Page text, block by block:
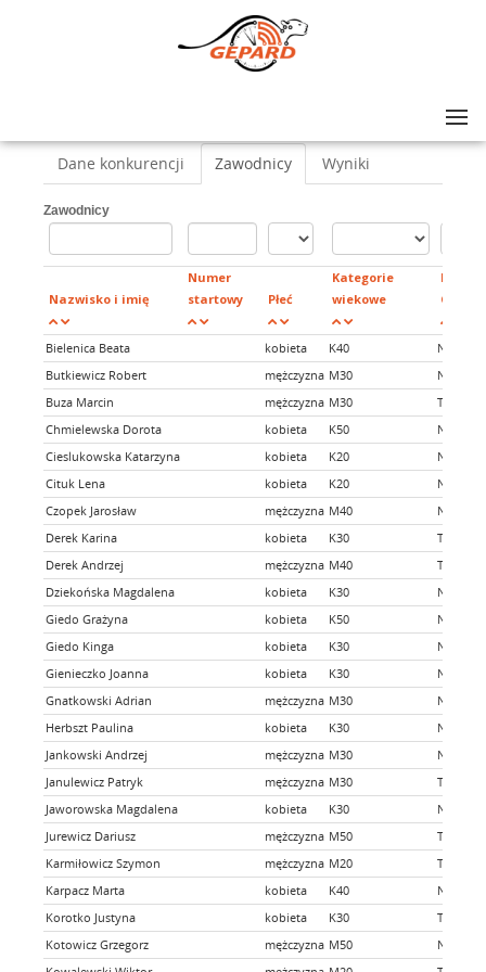
XXXIII CROSS GOŁDAPSKI
Dane konkurencji Zawodnicy Wyniki
Zawodnicy
Nazwisko i imię
Numer
startowy
Płeć
Kategorie
wiekowe
Bielenica Beata kobieta K40
NIE
Butkiewicz Robert
mężczyzna M30
NIE
Buza Marcin
mężczyzna M30
TAK
Chmielewska Dorota
kobieta K50
NIE
Cieslukowska Katarzyna
kobieta K20
NIE
Cituk Lena
kobieta K20
NIE
Czopek Jarosław
mężczyzna M40
NIE
Derek Karina
kobieta K30
TAK
Derek Andrzej
mężczyzna M40
TAK
Dziekońska Magdalena
kobieta K30
NIE
Giedo Grażyna
kobieta K50
NIE
Giedo Kinga
kobieta K30
NIE
Gienieczko Joanna
kobieta K30
NIE
Gnatkowski Adrian
mężczyzna M30
NIE
Herbszt Paulina
kobieta K30
NIE
Jankowski Andrzej
mężczyzna M30
NIE
Janulewicz Patryk
mężczyzna M30
TAK
Jaworowska Magdalena
kobieta K30
NIE
Jurewicz Dariusz
mężczyzna M50
TAK
Karmiłowicz Szymon
mężczyzna M20
TAK
Karpacz Marta
kobieta K40
NIE
Korotko Justyna
kobieta K30
TAK
Kotowicz Grzegorz
mężczyzna M50
NIE